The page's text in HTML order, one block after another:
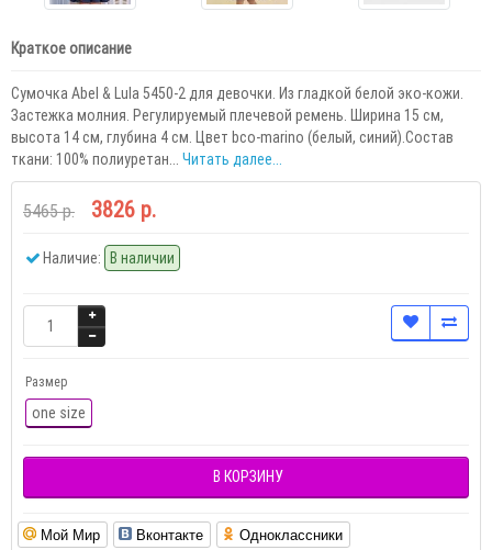
Краткое описание
Сумочка Abel & Lula 5450-2 для девочки. Из гладкой белой эко-кожи.
Застежка молния. Регулируемый плечевой ремень. Ширина 15 см,
высота 14 см, глубина 4 см. Цвет bco-marino (белый, синий).Состав
ткани: 100% полиуретан... Читать далее...
5465 р. 3826 р.
Наличие: В наличии
Размер
one size
В КОРЗИНУ
Мой Мир Вконтакте Одноклассники